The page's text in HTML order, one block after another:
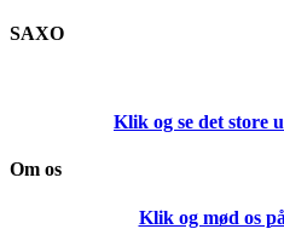
SAXO
Klik og se det store
Om os
Klik og mød os